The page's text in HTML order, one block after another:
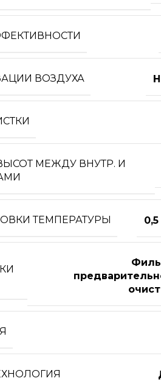
ВОЗДУХА
МЕЖДУ ВНУТР. И
ТЕМПЕРАТУРЫ 0,5